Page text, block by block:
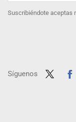
Suscribiéndote aceptas
Síguenos